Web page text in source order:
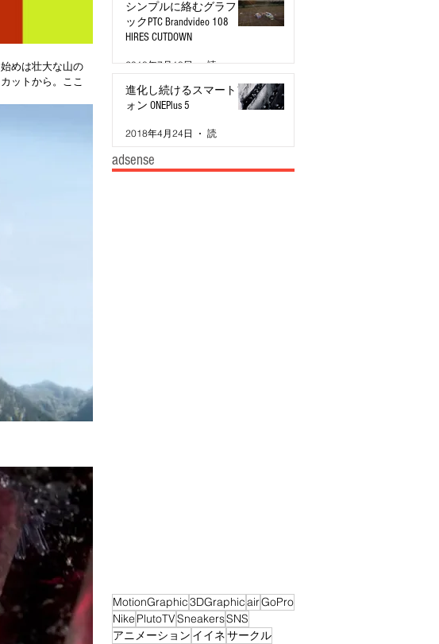
始めは壮大な山の
カットから。ここ
adsense
シンプルに絡むグラフィ
ックPTC Brandvideo 108
HIRES CUTDOWN
2018年7月18日 読了時間: 3分
進化し続けるスマートフ
ォン ONEPlus 5
2018年4月24日
MotionGraphic3DGraphicairGoPro
Nike PlutoTVSneakersSNS
アニメーション イイネサークル